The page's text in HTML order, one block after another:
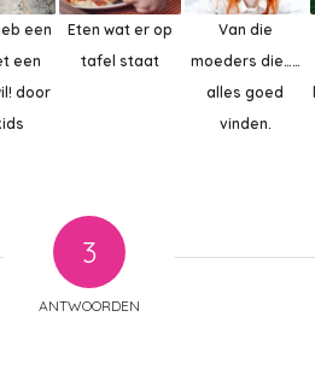
een
een
door
Eten wat er op
tafel staat
Van die
moeders die……
alles goed
vinden.
3
ANTWOORDEN